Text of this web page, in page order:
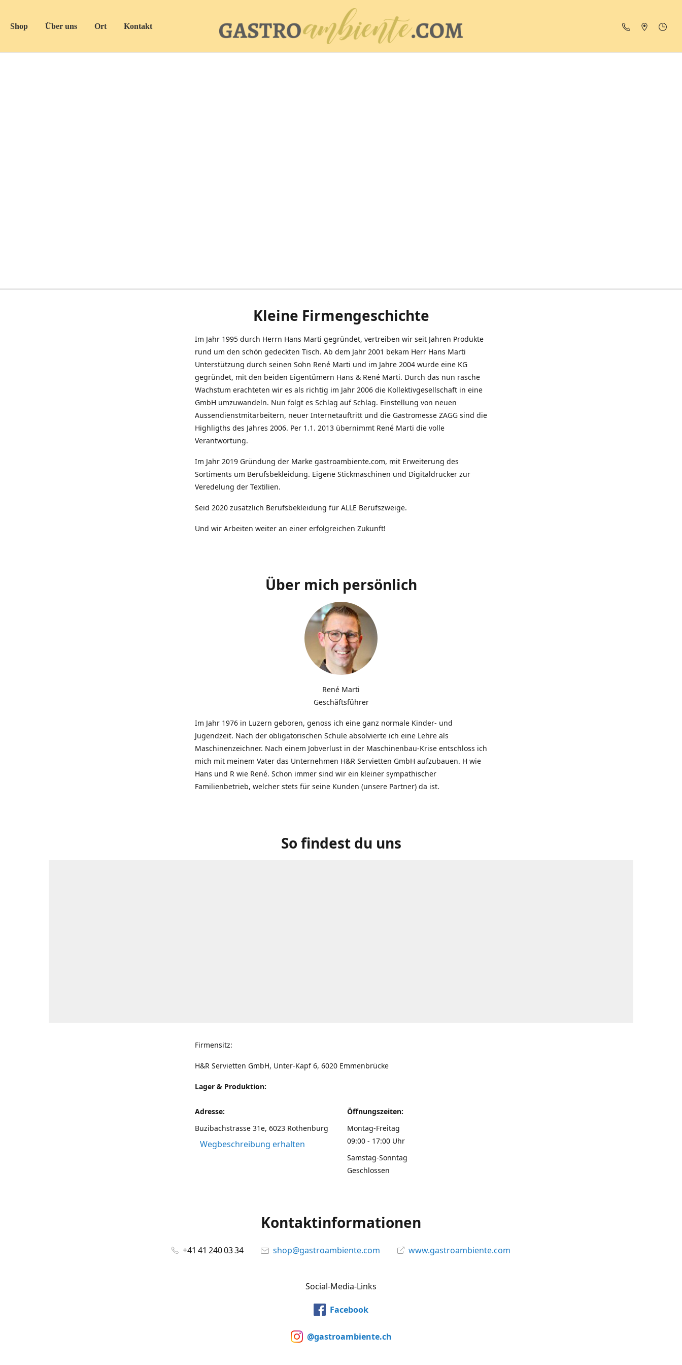
Shop Über uns Ort Kontakt
Kleine Firmengeschichte
Im Jahr 1995 durch Herrn Hans Marti gegründet, vertreiben wir seit Jahren Produkte
rund um den schön gedeckten Tisch. Ab dem Jahr 2001 bekam Herr Hans Marti
Unterstützung durch seinen Sohn René Marti und im Jahre 2004 wurde eine KG
gegründet, mit den beiden Eigentümern Hans & René Marti. Durch das nun rasche
Wachstum erachteten wir es als richtig im Jahr 2006 die Kollektivgesellschaft in eine
GmbH umzuwandeln. Nun folgt es Schlag auf Schlag. Einstellung von neuen
Aussendienstmitarbeitern, neuer Internetauftritt und die Gastromesse ZAGG sind die
Highligths des Jahres 2006. Per 1.1. 2013 übernimmt René Marti die volle
Verantwortung.
Im Jahr 2019 Gründung der Marke gastroambiente.com, mit Erweiterung des
Sortiments um Berufsbekleidung. Eigene Stickmaschinen und Digitaldrucker zur
Veredelung der Textilien.
Seid 2020 zusätzlich Berufsbekleidung für ALLE Berufszweige.
Und wir Arbeiten weiter an einer erfolgreichen Zukunft!
Über mich persönlich
René Marti
Geschäftsführer
Im Jahr 1976 in Luzern geboren, genoss ich eine ganz normale Kinder- und
Jugendzeit. Nach der obligatorischen Schule absolvierte ich eine Lehre als
Maschinenzeichner. Nach einem Jobverlust in der Maschinenbau-Krise entschloss ich
mich mit meinem Vater das Unternehmen H&R Servietten GmbH aufzubauen. H wie
Hans und R wie René. Schon immer sind wir ein kleiner sympathischer
Familienbetrieb, welcher stets für seine Kunden (unsere Partner) da ist.
So findest du uns
Firmensitz:
H&R Servietten GmbH, Unter-Kapf 6, 6020 Emmenbrücke
Lager & Produktion:
Adresse:
Buzibachstrasse 31e, 6023 Rothenburg
Wegbeschreibung erhalten
Öffnungszeiten:
Montag-Freitag
09:00 - 17:00 Uhr
Samstag-Sonntag
Geschlossen
Kontaktinformationen
+41 41 240 03 34 shop@gastroambiente.com www.gastroambiente.com
Social-Media-Links
Facebook
@gastroambiente.ch